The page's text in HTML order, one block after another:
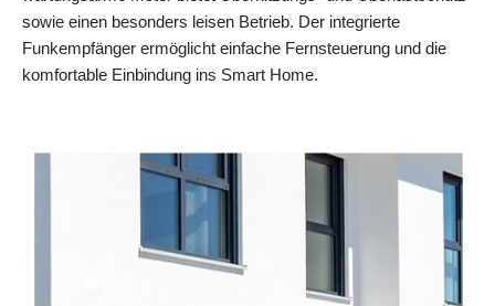
sowie einen besonders leisen Betrieb. Der integrierte
Funkempfänger ermöglicht einfache Fernsteuerung und die
komfortable Einbindung ins Smart Home.